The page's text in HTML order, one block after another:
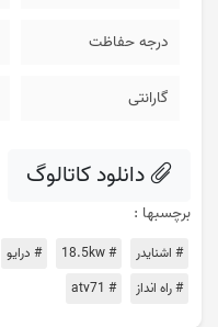
درجه حفاظت
گارانتی
دانلود کاتالوگ
برچسبها :
# اشنایدر # 18.5kw # درایو
# راه انداز
# atv71